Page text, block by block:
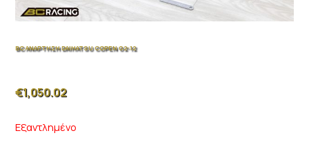
BC ΑΝΑΡΤΗΣΗ DAIHATSU COPEN 02-12
€1,050.02
Εξαντλημένο